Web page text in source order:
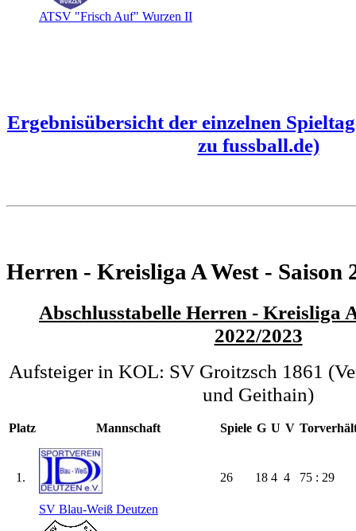
ATSV "Frisch Auf" Wurzen II
Ergebnisübersicht der einzelnen
zu fussball.de)
Herren - Kreisliga A West - Saison
Abschlusstabelle Herren - Kreisliga
2022/2023
Aufsteiger in KOL: SV Groitzsch 1861
und Geithain)
Platz Mannschaft Spiele G U V
1.
SV Blau-Weiß Deutzen
26 18 4 4 75 : 29